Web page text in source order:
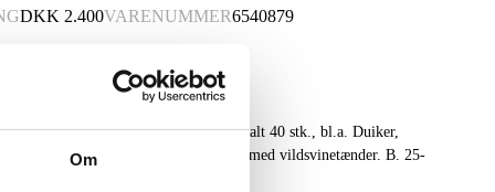
Om
DKK 2.400VARENUMMER6540879
trofæer, monteret på trofæplader, i alt 40 stk., bl.a. Duiker,
fra jagtsted. To trofæplader monteret med vildsvinetænder. B. 25-